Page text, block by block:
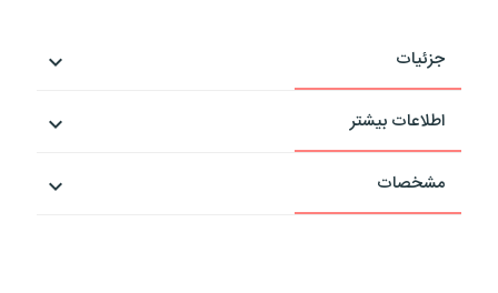
جزئیات
اطلاعات بیشتر
مشخصات